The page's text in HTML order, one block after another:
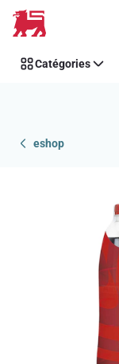
Passer
Catégories
eshop